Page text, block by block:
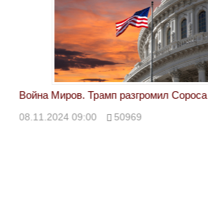
Война Миров. Трамп разгромил Сороса
08.11.2024 09:00 50969